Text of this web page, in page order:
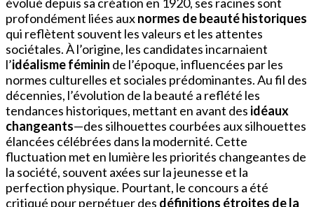
évolué depuis sa création en 1920, ses racines sont
profondément liées auxnormes de beauté historiques
qui reflètent souvent les valeurs et les attentes
sociétales. À l’origine, les candidates incarnaient
l’idéalisme féminin de l’époque, influencées par les
normes culturelles et sociales prédominantes. Au fil des
décennies, l’évolution de la beauté a reflété les
tendances historiques, mettant en avant des idéaux
changeants—des silhouettes courbées aux silhouettes
élancées célébrées dans la modernité. Cette
fluctuation met en lumière les priorités changeantes de
la société, souvent axées sur la jeunesse et la
perfection physique. Pourtant, le concours a été
critiqué pour perpétuer des définitions étroites de la